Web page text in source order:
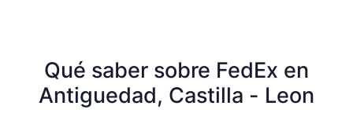
Qué saber sobre FedEx en
Antiguedad, Castilla - Leon